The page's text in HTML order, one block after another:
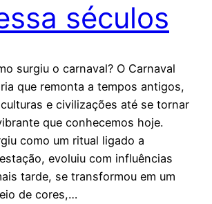
séculos
surgiu o carnaval? O Carnaval
que remonta a tempos antigos,
e civilizações até se tornar
que conhecemos hoje.
como um ritual ligado a
evoluiu com influências
tarde, se transformou em um
de cores,…